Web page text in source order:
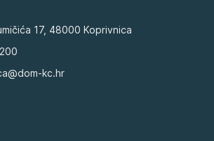
17, 48000 Koprivnica
kc.hr